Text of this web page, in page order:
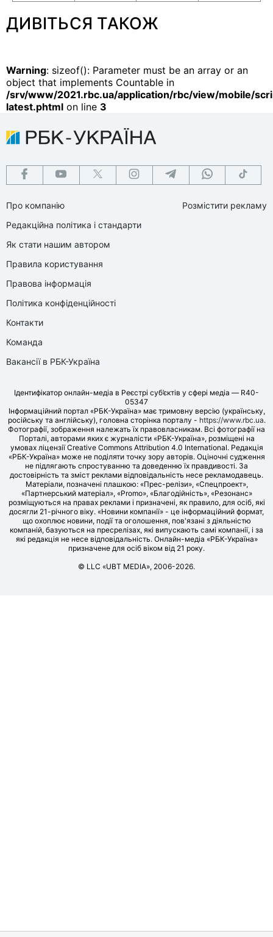
ДИВІТЬСЯ ТАКОЖ
Warning: sizeof(): Parameter must be an array or an
object that implements Countable in
/srv/www/2021.rbc.ua/application/rbc/view/mobile/
latest.phtml on line 3
Про компанію
Редакційна політика і стандарти
Як стати нашим автором
Правила користування
Правова інформація
Політика конфіденційності
Контакти
Команда
Вакансії в РБК-Україна
Розмістити рекламу
Ідентифікатор онлайн-медіа в Реєстрі суб’єктів у сфері медіа — R40-
05347
Інформаційний портал «РБК-Україна» має тримовну версію (українську,
російську та англійську), головна сторінка порталу - https://www.rbc.ua.
Фотографії, зображення належать їх правовласникам. Всі фотографії на
Порталі, авторами яких є журналісти «РБК-Україна», розміщені на
умовах ліцензії Creative Commons Attribution 4.0 International. Редакція
«РБК-Україна» може не поділяти точку зору авторів. Оціночні судження
не підлягають спростуванню та доведенню їх правдивості. За
достовірність та зміст реклами відповідальність несе рекламодавець.
Матеріали, позначені плашкою: «Прес-релізи», «Спецпроект»,
«Партнерський матеріал», «Promo», «Благодійність», «Резонанс»
розміщуються на правах реклами і призначені, як правило, для осіб, які
досягли 21-річного віку. «Новини компанії» - це інформаційний формат,
що охоплює новини, події та оголошення, пов'язані з діяльністю
компаній, базуються на пресрелізах, які випускають самі компанії, і за
які редакція не несе відповідальність. Онлайн-медіа «РБК-Україна»
призначене для осіб віком від 21 року.
© LLC «UBT MEDIA», 2006-2026.